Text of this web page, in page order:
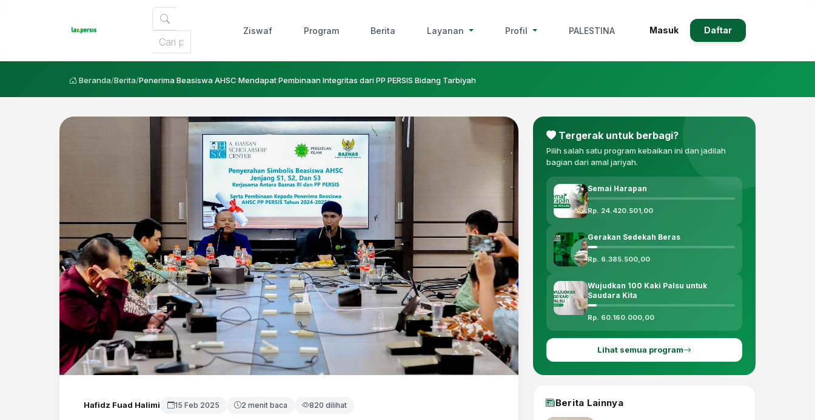
Ziswaf Program Berita Layanan Profil PALESTINA Masuk Daftar
Beranda/Berita/Penerima Beasiswa AHSC Mendapat Pembinaan Integritas dari PP PERSIS Bidang Tarbiyah
Hafidz Fuad Halimi 15 Feb 2025 2 menit baca 820 dilihat
Tergerak untuk berbagi?
Pilih salah satu program kebaikan ini dan jadilah
bagian dari amal jariyah.
Semai Harapan
Rp. 24.420.501,00
Gerakan Sedekah Beras
Rp. 6.385.500,00
Wujudkan 100 Kaki Palsu untuk
Saudara Kita
Rp. 60.160.000,00
Lihat semua program
Berita Lainnya